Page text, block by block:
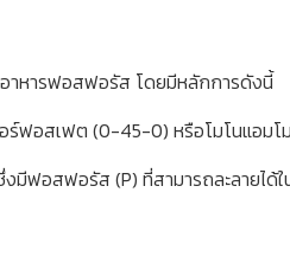
าหารฟอสฟอรัส โดยมีหลักการดังนี้
ฟอสเฟต (0-45-0) หรือโมโนแอม
ฟอสฟอรัส (P) ที่สามารถละลายได้